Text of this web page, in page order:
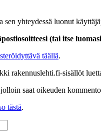
sen yhteydessä luonut
(tai itse
täällä.
rakennuslehti.fi-sisällöt
saat oikeuden
tästä.